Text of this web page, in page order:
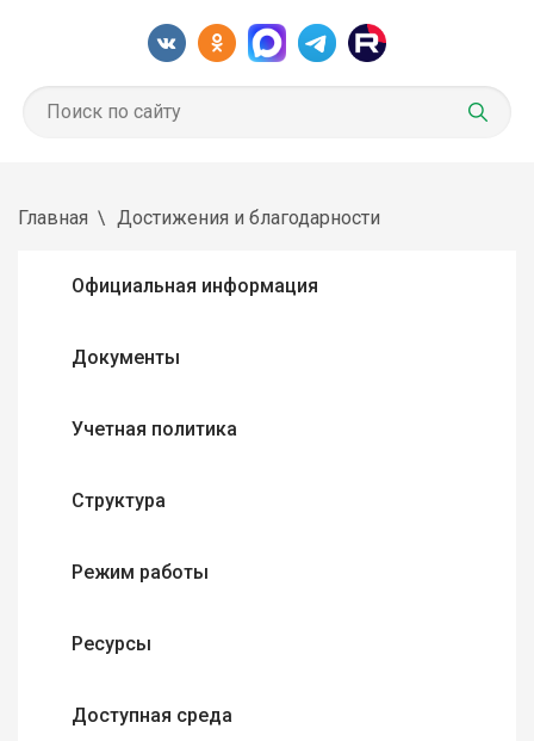
Главная Достижения и благодарности
Официальная информация
Документы
Учетная политика
Структура
Режим работы
Ресурсы
Доступная среда